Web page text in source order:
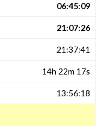
06:45:09
21:07:26
21:37:41
14h 22m 17s
13:56:18